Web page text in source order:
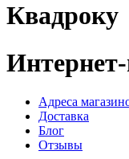
Квадроку
Адреса
Доставка
Блог
Отзывы